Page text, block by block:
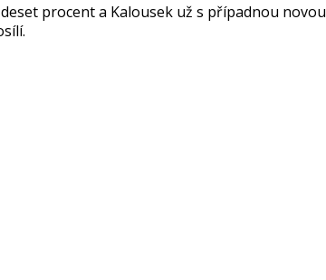
procent a Kalousek už s případnou novou